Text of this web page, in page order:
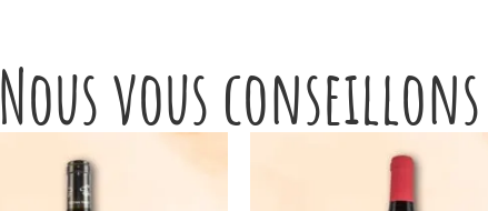
Nous vous conseillons